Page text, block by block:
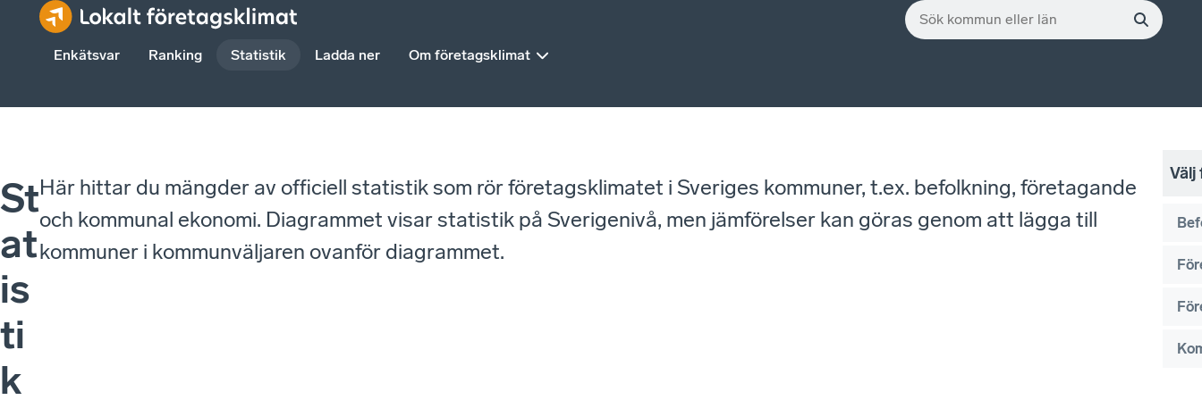
Enkätsvar Ranking Statistik Ladda ner Om företagsklimat
St
at
is
ti
k
Här hittar du mängder av officiell statistik som rör företagsklimatet i Sveriges kommuner, t.ex. befolkning, företagande
och kommunal ekonomi. Diagrammet visar statistik på Sverigenivå, men jämförelser kan göras genom att lägga till
kommuner i kommunväljaren ovanför diagrammet.